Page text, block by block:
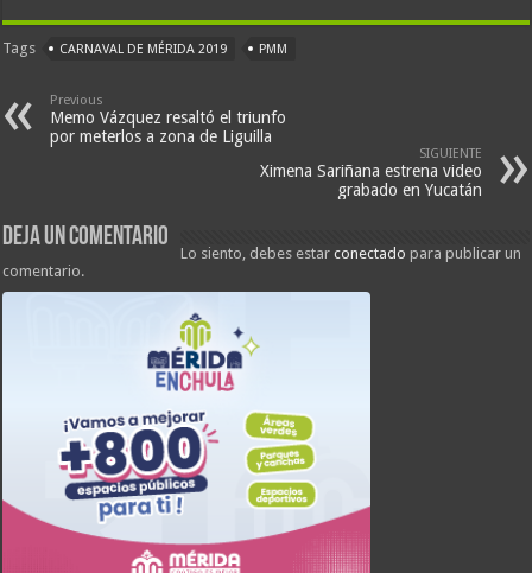
Tags CARNAVAL DE MÉRIDA 2019 PMM
Previous
Memo Vázquez resaltó el triunfo
por meterlos a zona de Liguilla
SIGUIENTE
Ximena Sariñana estrena video
grabado en Yucatán
Deja un comentario
Lo siento, debes estarconectado para publicar un
comentario.